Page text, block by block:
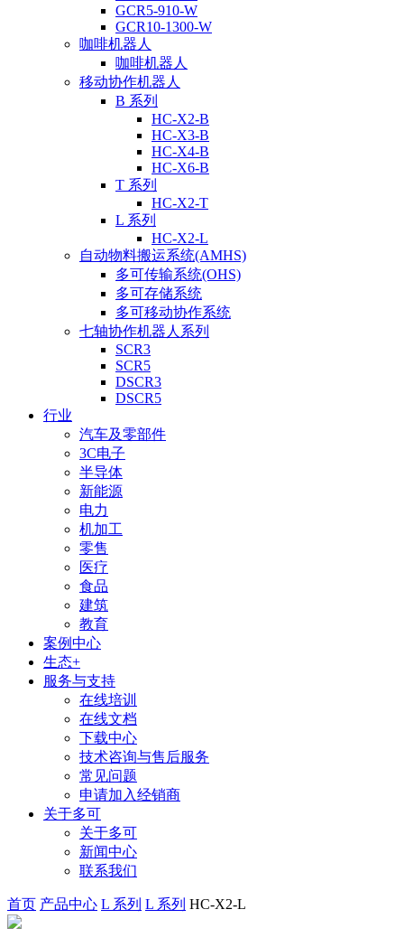
GCR5-910-W
GCR10-1300-W
咖啡机器人
咖啡机器人
移动协作机器人
B 系列
HC-X2-B
HC-X3-B
HC-X4-B
HC-X6-B
T 系列
HC-X2-T
L 系列
HC-X2-L
自动物料搬运系统(AMHS)
多可传输系统(OHS)
多可存储系统
多可移动协作系统
七轴协作机器人系列
SCR3
SCR5
DSCR3
DSCR5
行业
汽车及零部件
3C电子
半导体
新能源
电力
机加工
零售
医疗
食品
建筑
教育
案例中心
生态+
服务与支持
在线培训
在线文档
下载中心
技术咨询与售后服务
常见问题
申请加入经销商
关于多可
关于多可
新闻中心
联系我们
首页 产品中心 L 系列 L 系列 HC-X2-L